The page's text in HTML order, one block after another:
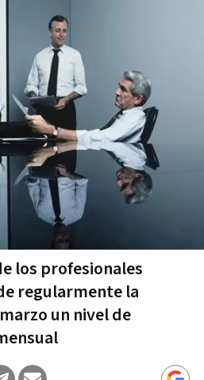
los profesionales
regularmente la
un nivel de